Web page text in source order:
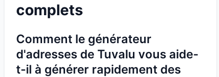
complets
Comment le générateur
d'adresses de Tuvalu vous aide-
t-il à générer rapidement des